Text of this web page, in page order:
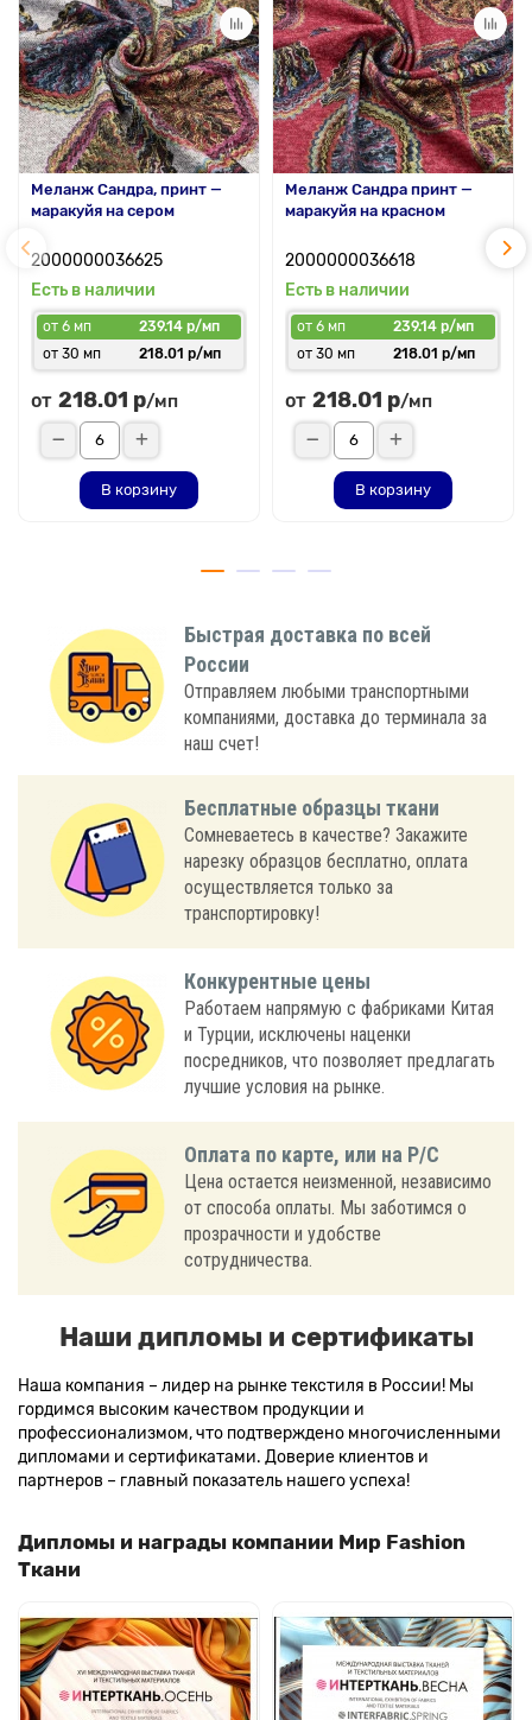
Меланж Сандра, принт —
маракуйя на сером
2000000036625
Есть в наличии
от 6 мп
239.14 р/мп
от 30 мп
218.01 р/мп
от 218.01 р/мп
В корзину
Меланж Сандра принт —
маракуйя на красном
2000000036618
Есть в наличии
от 6 мп
239.14 р/мп
от 30 мп
218.01 р/мп
от 218.01 р/мп
В корзину
Быстрая доставка по всей
России
Отправляем любыми транспортными
компаниями, доставка до терминала за
наш счет!
Бесплатные образцы ткани
Сомневаетесь в качестве? Закажите
нарезку образцов бесплатно, оплата
осуществляется только за
транспортировку!
Конкурентные цены
Работаем напрямую с фабриками Китая
и Турции, исключены наценки
посредников, что позволяет предлагать
лучшие условия на рынке.
Оплата по карте, или на Р/С
Цена остается неизменной, независимо
от способа оплаты. Мы заботимся о
прозрачности и удобстве
сотрудничества.
Наши дипломы и сертификаты
Наша компания – лидер на рынке текстиля в России! Мы
гордимся высоким качеством продукции и
профессионализмом, что подтверждено многочисленными
дипломами и сертификатами. Доверие клиентов и
партнеров – главный показатель нашего успеха!
Дипломы и награды компании Мир Fashion
Ткани